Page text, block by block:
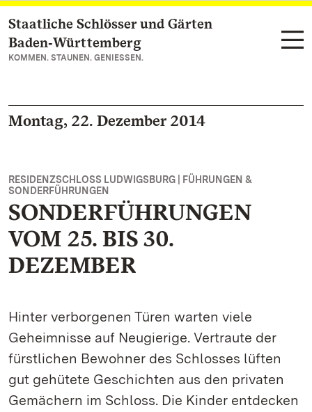
Zum Hauptinhalt springen
Staatliche Schlösser und Gärten
Baden‑Württemberg
KOMMEN. STAUNEN. GENIESSEN.
Montag, 22. Dezember 2014
RESIDENZSCHLOSS LUDWIGSBURG | FÜHRUNGEN &
SONDERFÜHRUNGEN
SONDERFÜHRUNGEN
VOM 25. BIS 30.
DEZEMBER
Hinter verborgenen Türen warten viele
Geheimnisse auf Neugierige. Vertraute der
fürstlichen Bewohner des Schlosses lüften
gut gehütete Geschichten aus den privaten
Gemächern im Schloss. Die Kinder entdecken